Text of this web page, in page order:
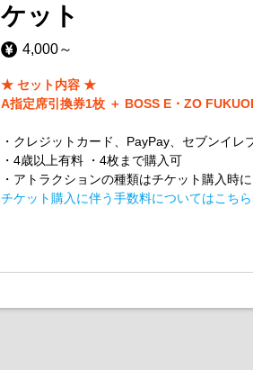
ケット
4,000～
★ セット内容 ★
A指定席引換券1枚 ＋ BOSS E・ZO
・クレジットカード、PayPay、セブンイ
・4歳以上有料 ・4枚まで購入可
・アトラクションの種類はチケット購入時に
チケット購入に伴う手数料についてはこち